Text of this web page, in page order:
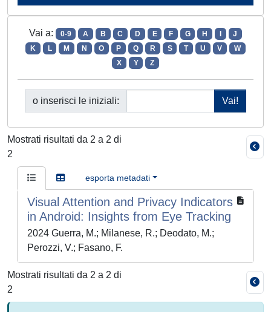
Vai a: 0-9 A B C D E F G H
J
K
L M N O P Q R S T U V
W
X
Y Z
o inserisci le iniziali:
Mostrati risultati da 2 a 2 di
2
esporta metadati
Visual Attention and Privacy Indicators
in Android: Insights from Eye Tracking
2024 Guerra, M.; Milanese, R.; Deodato, M.;
Perozzi, V.; Fasano, F.
Mostrati risultati da 2 a 2 di
2